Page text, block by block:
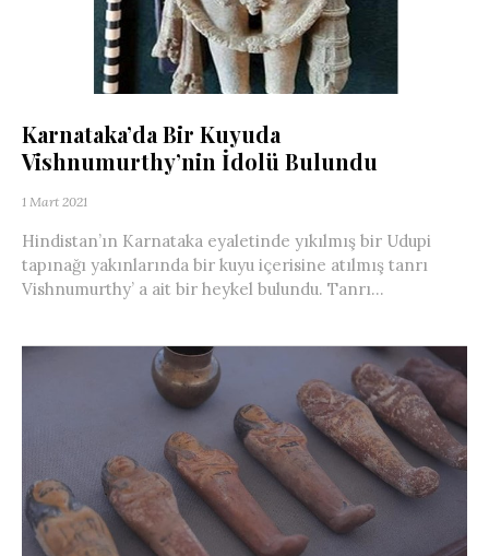
Karnataka’da Bir Kuyuda
Vishnumurthy’nin İdolü Bulundu
1 Mart 2021
Hindistan’ın Karnataka eyaletinde yıkılmış bir Udupi
tapınağı yakınlarında bir kuyu içerisine atılmış tanrı
Vishnumurthy’ a ait bir heykel bulundu. Tanrı...